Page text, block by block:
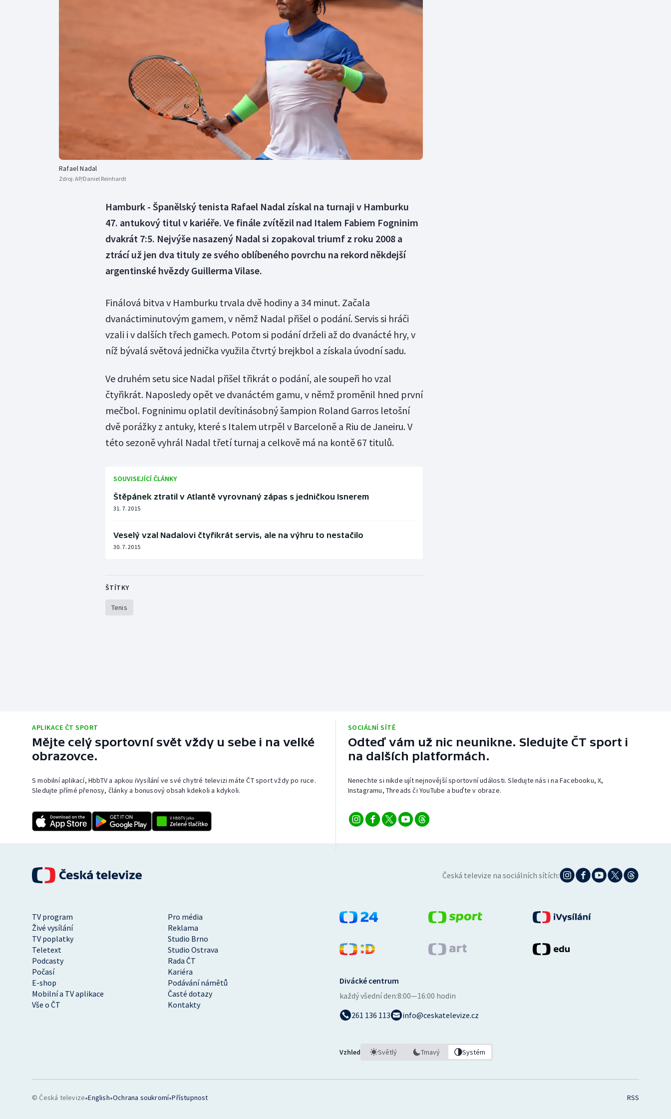
Futsal
Golf
Gymnastika
Moderní pětiboj
Motorsport
Olympijské hry
Parasport
Plavání
Plážový volejbal
Triatlon
Volejbal
Ostatní
Rafael Nadal
Zdroj: AP/Daniel Reinhardt
Hamburk - Španělský tenista Rafael Nadal získal na turnaji v Hamburku
47. antukový titul v kariéře. Ve finále zvítězil nad Italem Fabiem Fogninim
dvakrát 7:5. Nejvýše nasazený Nadal si zopakoval triumf z roku 2008 a
ztrácí už jen dva tituly ze svého oblíbeného povrchu na rekord někdejší
argentinské hvězdy Guillerma Vilase.
Finálová bitva v Hamburku trvala dvě hodiny a 34 minut. Začala
dvanáctiminutovým gamem, v němž Nadal přišel o podání. Servis si hráči
vzali i v dalších třech gamech. Potom si podání drželi až do dvanácté hry, v
níž bývalá světová jednička využila čtvrtý brejkbol a získala úvodní sadu.
Ve druhém setu sice Nadal přišel třikrát o podání, ale soupeři ho vzal
čtyřikrát. Naposledy opět ve dvanáctém gamu, v němž proměnil hned první
mečbol. Fogninimu oplatil devítinásobný šampion Roland Garros letošní
dvě porážky z antuky, které s Italem utrpěl v Barceloně a Riu de Janeiru. V
této sezoně vyhrál Nadal třetí turnaj a celkově má na kontě 67 titulů.
SOUVISEJÍCÍ ČLÁNKY
Štěpánek ztratil v Atlantě vyrovnaný zápas s jedničkou Isnerem
31. 7. 2015
Veselý vzal Nadalovi čtyřikrát servis, ale na výhru to nestačilo
30. 7. 2015
ŠTÍTKY
Tenis
APLIKACE ČT SPORT
Mějte celý sportovní svět vždy u sebe i na velké
obrazovce.
S mobilní aplikací, HbbTV a apkou iVysílání ve své chytré televizi máte ČT sport vždy po ruce.
Sledujte přímé přenosy, články a bonusový obsah kdekoli a kdykoli.
SOCIÁLNÍ SÍTĚ
Odteď vám už nic neunikne. Sledujte ČT sport i
na dalších platformách.
Nenechte si nikde ujít nejnovější sportovní události. Sledujte nás i na Facebooku, X,
Instagramu, Threads či YouTube a buďte v obraze.
Česká televize na sociálních sítích:
TV program
Pro média
Živé vysílání
Reklama
TV poplatky
Studio Brno
Teletext
Studio Ostrava
Podcasty
Rada ČT
Počasí
Kariéra
E-shop
Podávání námětů
Mobilní a TV aplikace
Časté dotazy
Vše o ČT
Kontakty
Divácké centrum
každý všední den:8:00—16:00 hodin
261 136 113
info@ceskatelevize.cz
Vzhled Světlý Tmavý Systém
© Česká televize•English•Ochrana soukromí•Přístupnost RSS